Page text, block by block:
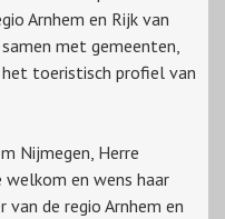
Arnhem en Rijk van
met gemeenten,
toeristisch profiel van
Nijmegen, Herre
welkom en wens haar
van de regio Arnhem en